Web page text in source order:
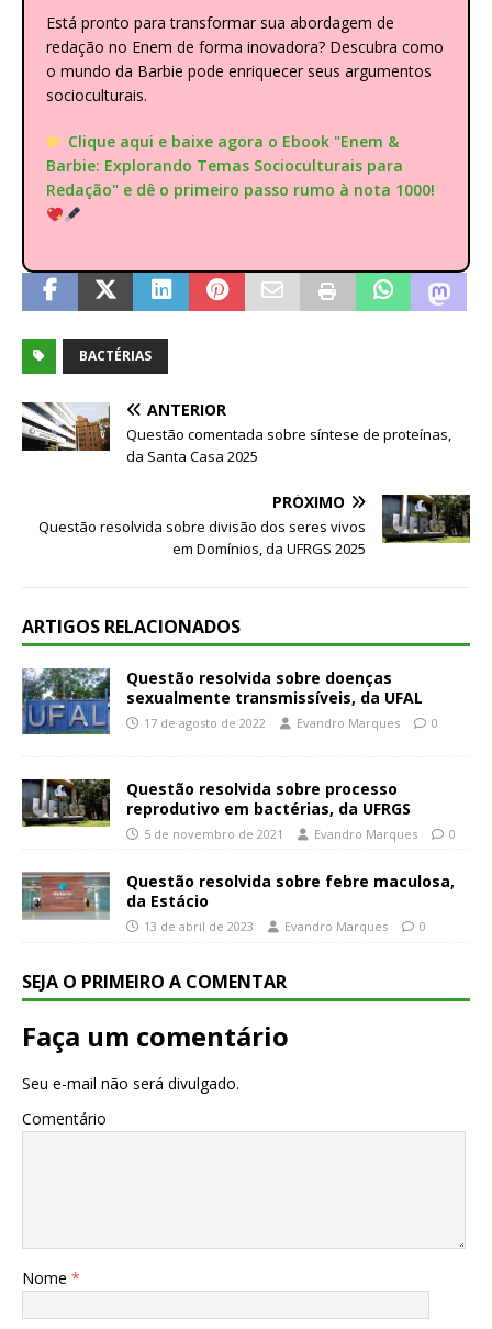
Está pronto para transformar sua abordagem de
redação no Enem de forma inovadora? Descubra como
o mundo da Barbie pode enriquecer seus argumentos
socioculturais.
Clique aqui e baixe agora o Ebook "Enem &
Barbie: Explorando Temas Socioculturais para
Redação" e dê o primeiro passo rumo à nota 1000!
BACTÉRIAS
ANTERIOR
Questão comentada sobre síntese de proteínas,
da Santa Casa 2025
PRÓXIMO
Questão resolvida sobre divisão dos seres vivos
em Domínios, da UFRGS 2025
ARTIGOS RELACIONADOS
Questão resolvida sobre doenças
sexualmente transmissíveis, da UFAL
17 de agosto de 2022 Evandro Marques 0
Questão resolvida sobre processo
reprodutivo em bactérias, da UFRGS
5 de novembro de 2021 Evandro Marques 0
Questão resolvida sobre febre maculosa,
da Estácio
13 de abril de 2023 Evandro Marques 0
SEJA O PRIMEIRO A COMENTAR
Faça um comentário
Seu e-mail não será divulgado.
Comentário
Nome *